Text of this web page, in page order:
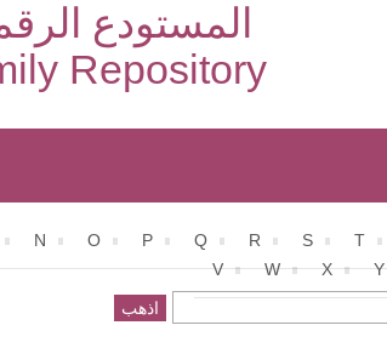
المستودع
Repository
N O P Q R S T
V
W X Y